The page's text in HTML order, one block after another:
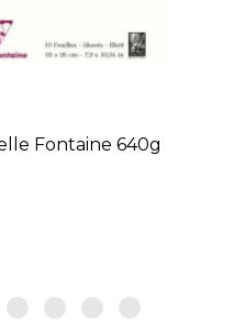
Fontaine 640g